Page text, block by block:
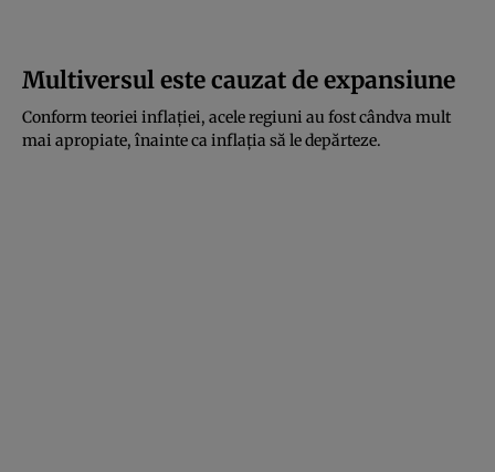
Multiversul este cauzat de expansiune
Conform teoriei inflației, acele regiuni au fost cândva mult
mai apropiate, înainte ca inflația să le depărteze.